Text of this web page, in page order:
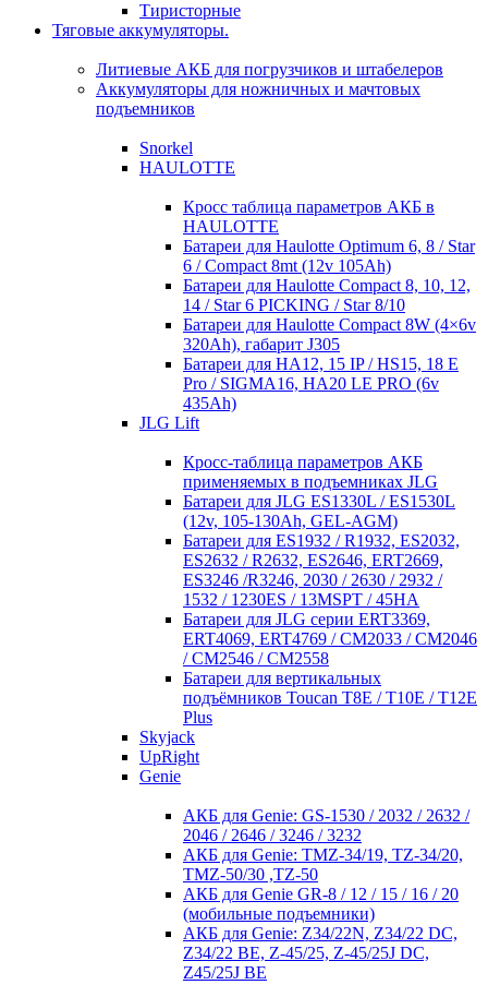
Тиристорные
Тяговые аккумуляторы.
Литиевые АКБ для погрузчиков и штабелеров
Аккумуляторы для ножничных и мачтовых
подъемников
Snorkel
HAULOTTE
Кросc таблица параметров АКБ в
HAULOTTE
Батареи для Haulotte Optimum 6, 8 / Star
6 / Compact 8mt (12v 105Ah)
Батареи для Haulotte Compact 8, 10, 12,
14 / Star 6 PICKING / Star 8/10
Батареи для Haulotte Compact 8W (4×6v
320Ah), габарит J305
Батареи для HA12, 15 IP / HS15, 18 E
Pro / SIGMA16, HA20 LE PRO (6v
435Ah)
JLG Lift
Кросc-таблица параметров АКБ
применяемых в подъемниках JLG
Батареи для JLG ES1330L / ES1530L
(12v, 105-130Ah, GEL-AGM)
Батареи для ES1932 / R1932, ES2032,
ES2632 / R2632, ES2646, ERT2669,
ES3246 /R3246, 2030 / 2630 / 2932 /
1532 / 1230ES / 13MSPT / 45HA
Батареи для JLG серии ERT3369,
ERT4069, ERT4769 / CM2033 / CM2046
/ CM2546 / CM2558
Батареи для вертикальных
подъёмников Toucan T8E / T10E / T12E
Plus
Skyjack
UpRight
Genie
АКБ для Genie: GS-1530 / 2032 / 2632 /
2046 / 2646 / 3246 / 3232
АКБ для Genie: TMZ-34/19, TZ-34/20,
TMZ-50/30 ,TZ-50
АКБ для Genie GR-8 / 12 / 15 / 16 / 20
(мобильные подъемники)
АКБ для Genie: Z34/22N, Z34/22 DC,
Z34/22 BE, Z-45/25, Z-45/25J DC,
Z45/25J BE